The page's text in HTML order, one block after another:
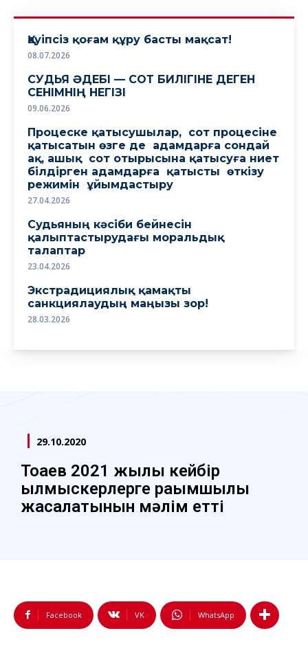
Қауіпсіз қоғам құру басты мақсат!
08.07.2026
СУДЬЯ ӘДЕБІ — СОТ БИЛІГІНЕ ДЕГЕН
СЕНІМНІҢ НЕГІЗІ
09.06.2026
Процеске қатысушылар, сот процесіне
қатысатын өзге де адамдарға сондай
ақ, ашық сот отырысына қатысуға ниет
білдірген адамдарға қатысты өткізу
режимін ұйымдастыру
27.04.2026
Судьяның кәсіби бейнесін
қалыптастырудағы моральдық
талаптар
23.04.2026
Экстрадициялық қамақты
санкциялаудың маңызы зор!
28.03.2026